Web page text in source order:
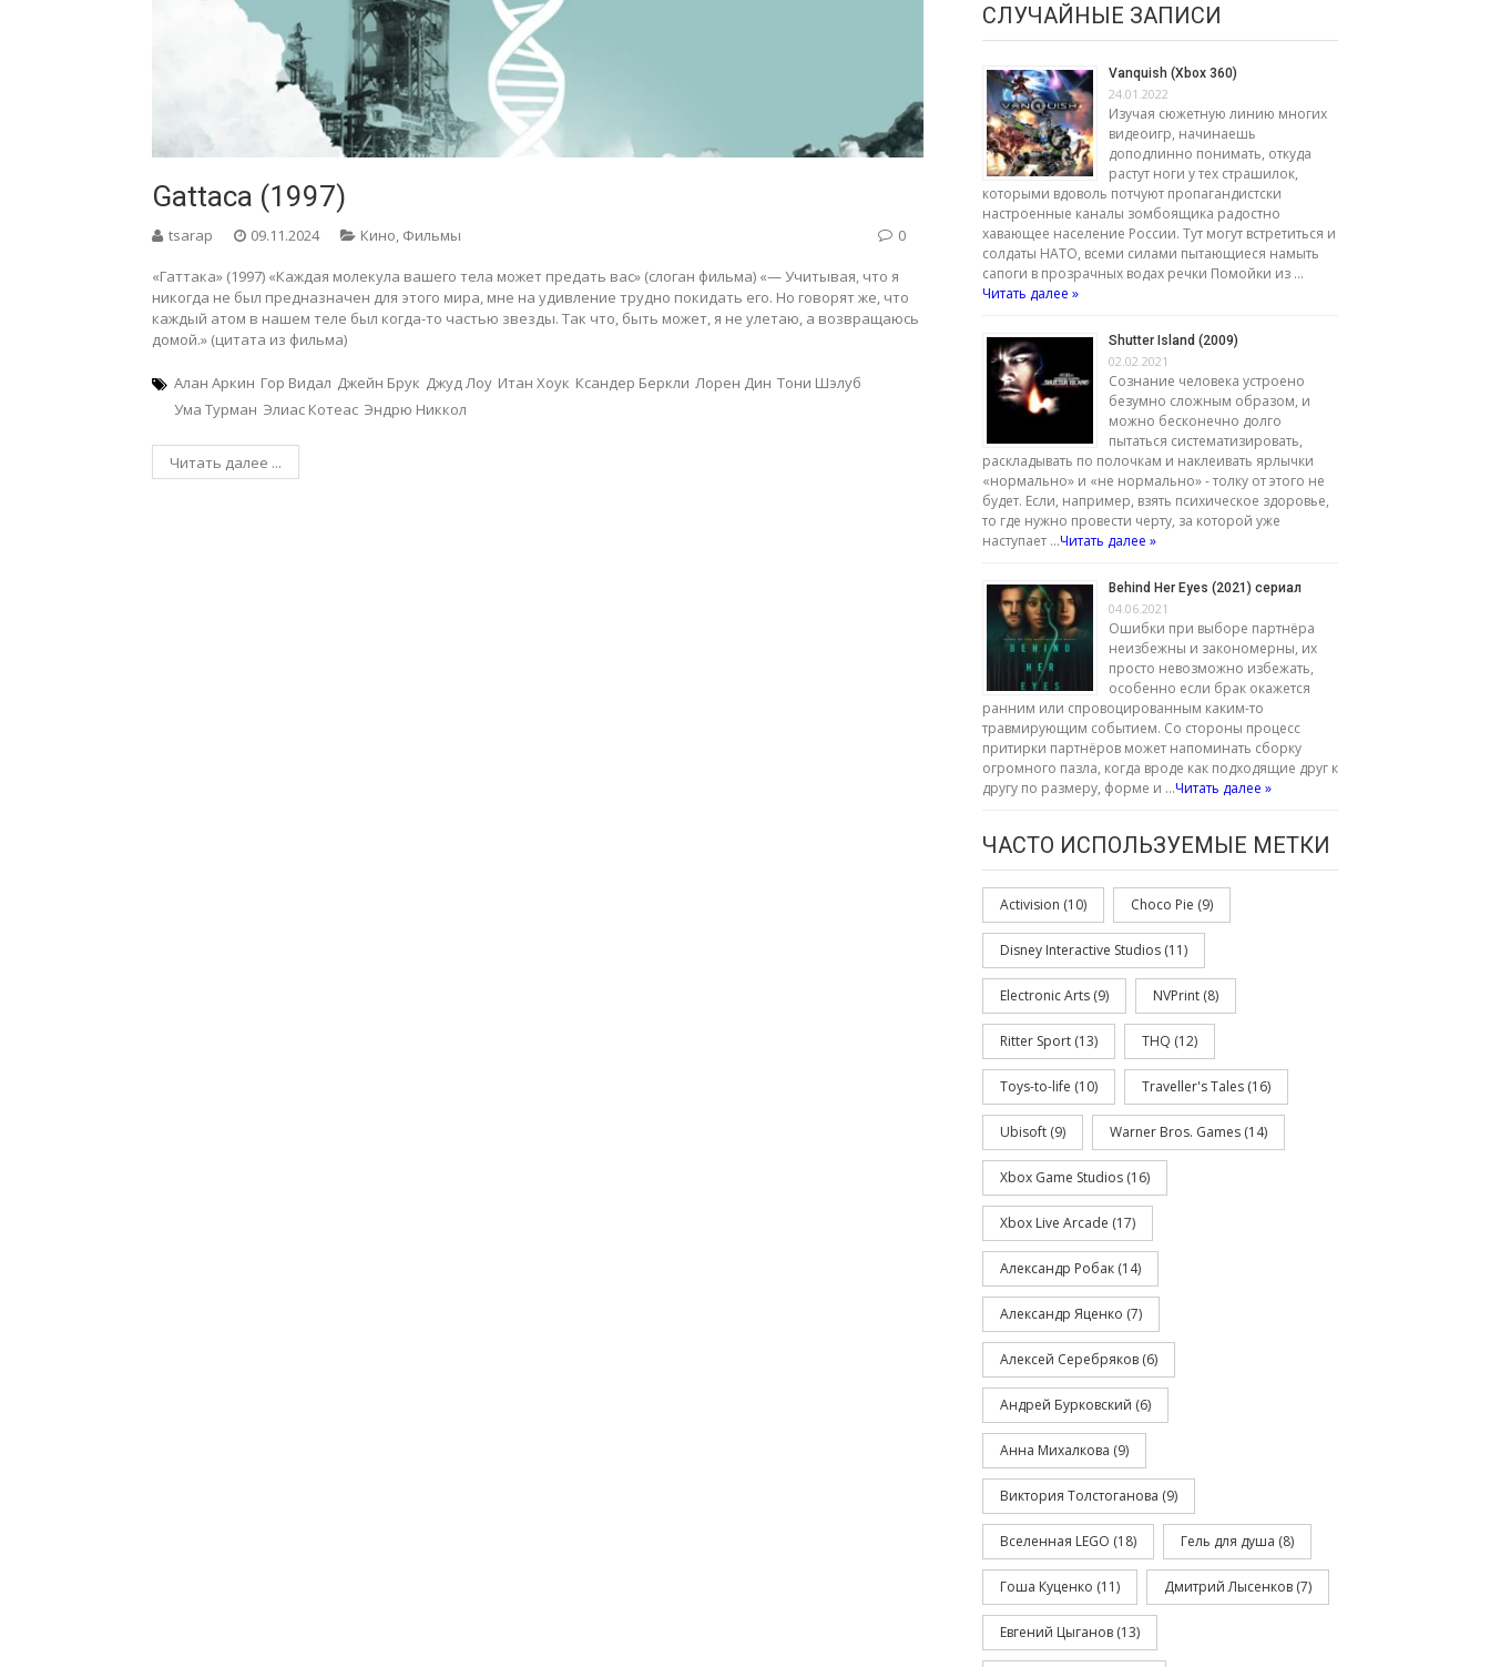
Gattaca (1997)
tsarap 09.11.2024 Кино Фильмы 0
«Гаттака» (1997) «Каждая молекула вашего тела может предать вас» (слоган фильма) «— Учитывая, что я
никогда не был предназначен для этого мира, мне на удивление трудно покидать его. Но говорят же, что
каждый атом в нашем теле был когда-то частью звезды. Так что, быть может, я не улетаю, а возвращаюсь
домой.» (цитата из фильма)
Алан Аркин Гор Видал Джейн Брук Джуд Лоу Итан Хоук Ксандер Беркли Лорен Дин Тони Шэлуб
Ума Турман Элиас Котеас Эндрю Никкол
Читать далее ...
СЛУЧАЙНЫЕ ЗАПИСИ
Vanquish (Xbox 360)
24.01.2022
Изучая сюжетную линию многих
видеоигр, начинаешь
доподлинно понимать, откуда
растут ноги у тех страшилок,
которыми вдоволь потчуют пропагандистски
настроенные каналы зомбоящика радостно
хавающее население России. Тут могут встретиться и
солдаты НАТО, всеми силами пытающиеся намыть
сапоги в прозрачных водах речки Помойки из …
Читать далее »
Shutter Island (2009)
02.02.2021
Сознание человека устроено
безумно сложным образом, и
можно бесконечно долго
пытаться систематизировать,
раскладывать по полочкам и наклеивать ярлычки
«нормально» и «не нормально» - толку от этого не
будет. Если, например, взять психическое здоровье,
то где нужно провести черту, за которой уже
наступает …Читать далее »
Behind Her Eyes (2021) сериал
04.06.2021
Ошибки при выборе партнёра
неизбежны и закономерны, их
просто невозможно избежать,
особенно если брак окажется
ранним или спровоцированным каким-то
травмирующим событием. Со стороны процесс
притирки партнёров может напоминать сборку
огромного пазла, когда вроде как подходящие друг к
другу по размеру, форме и …Читать далее »
ЧАСТО ИСПОЛЬЗУЕМЫЕ МЕТКИ
Activision (10) Choco Pie (9)
Disney Interactive Studios (11)
Electronic Arts (9) NVPrint (8)
Ritter Sport (13) THQ (12)
Toys-to-life (10) Traveller's Tales (16)
Ubisoft (9) Warner Bros. Games (14)
Xbox Game Studios (16)
Xbox Live Arcade (17)
Александр Робак (14)
Александр Яценко (7)
Алексей Серебряков (6)
Андрей Бурковский (6)
Анна Михалкова (9)
Виктория Толстоганова (9)
Вселенная LEGO (18) Гель для душа (8)
Гоша Куценко (11) Дмитрий Лысенков (7)
Евгений Цыганов (13)